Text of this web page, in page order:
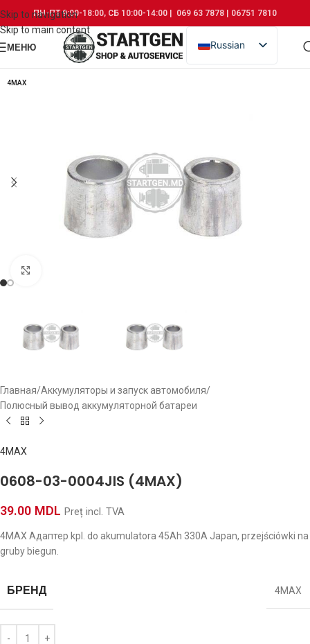
Skip to navigation
Skip to main content
ПН-ПТ 9:00-18:00, СБ 10:00-14:00 | 069 63 7878 | 06751 7810
МЕНЮ
Russian
Romanian
4MAX
Главная/Аккумуляторы и запуск автомобиля/
Полюсный вывод аккумуляторной батареи
4MAX
0608-03-0004JIS (4MAX)
39.00 MDL Preț incl. TVA
4MAX Адаптер kpl. do akumulatora 45Ah 330A Japan, przejściówki na
gruby biegun.
БРЕНД 4MAX